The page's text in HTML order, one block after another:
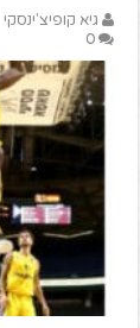
גיא קופיצ'ינסקי
0